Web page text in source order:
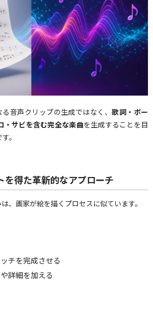
る音声クリップの生成ではなく、歌詞・ボー
・サビを含む完全な楽曲を生成することを目
。
を得た革新的なアプローチ
、画家が絵を描くプロセスに似ています。
チを完成させる
詳細を加える